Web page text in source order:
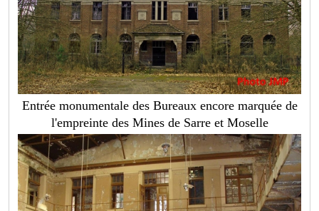
Entrée monumentale des Bureaux encore marquée de
l'empreinte des Mines de Sarre et Moselle